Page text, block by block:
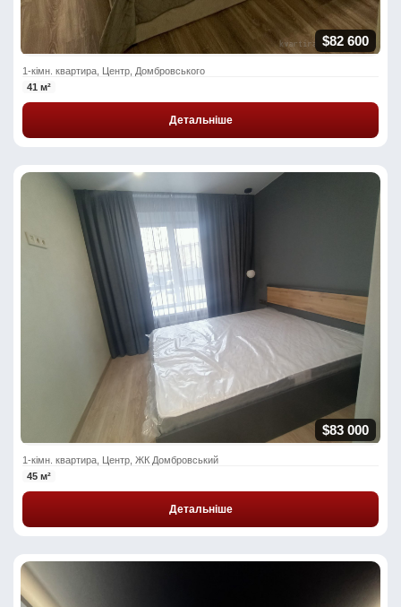
$82 600
1-кімн. квартира, Центр, Домбровського
41 м²
Детальніше
$83 000
1-кімн. квартира, Центр, ЖК Домбровський
45 м²
Детальніше